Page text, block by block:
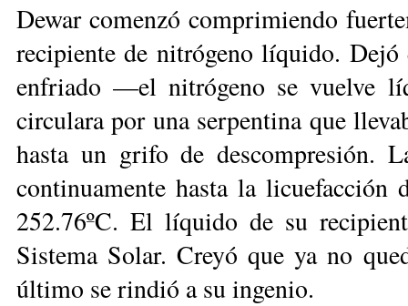
Dewar comenzó comprimiendo
recipiente de nitrógeno líqui­do.
enfriado —el nitrógeno se vuelve
circulara por una serpentina que
hasta un grifo de descompresión.
continuamente hasta la
252.76ºC. El líquido de su
Sistema Solar. Creyó que ya no
último se rindió a su ingenio.